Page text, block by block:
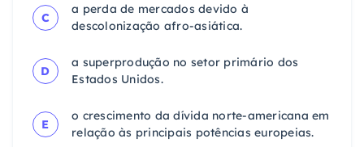
C
a perda de mercados devido à
descolonização afro-asiática.
D
a superprodução no setor primário dos
Estados Unidos.
E
o crescimento da dívida norte-americana em
relação às principais potências europeias.